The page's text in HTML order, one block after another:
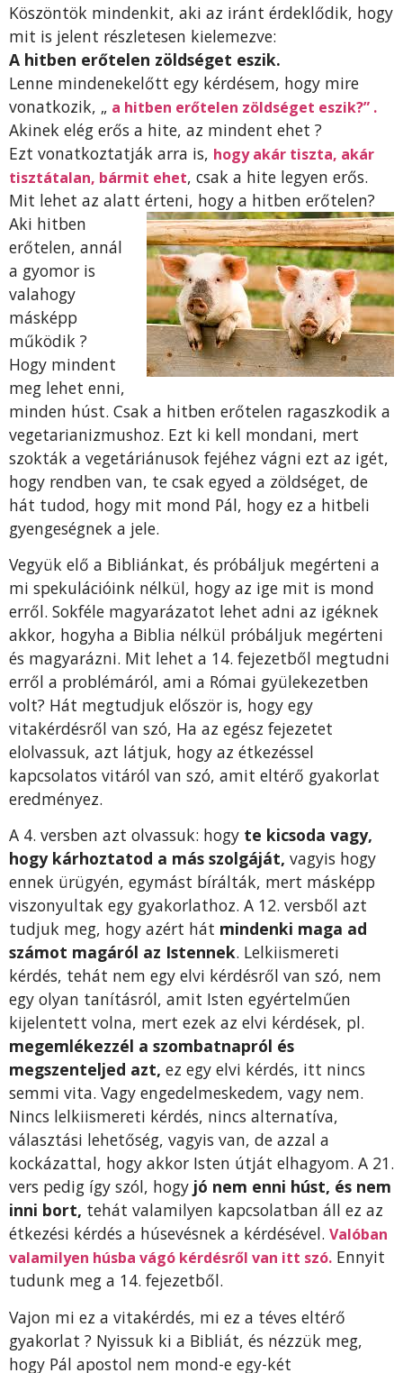
Köszöntök mindenkit, aki az iránt érdeklődik, hogy
mit is jelent részletesen kielemezve:
A hitben erőtelen zöldséget eszik.
Lenne mindenekelőtt egy kérdésem, hogy mire
vonatkozik, „ a hitben erőtelen zöldséget eszik?” .
Akinek elég erős a hite, az mindent ehet ?
Ezt vonatkoztatják arra is, hogy akár tiszta, akár
tisztátalan, bármit ehet, csak a hite legyen erős.
Mit lehet az alatt érteni, hogy a hitben erőtelen?
Aki hitben
erőtelen, annál
a gyomor is
valahogy
másképp
működik ?
Hogy mindent
meg lehet enni,
minden húst. Csak a hitben erőtelen ragaszkodik a
vegetarianizmushoz. Ezt ki kell mondani, mert
szokták a vegetáriánusok fejéhez vágni ezt az igét,
hogy rendben van, te csak egyed a zöldséget, de
hát tudod, hogy mit mond Pál, hogy ez a hitbeli
gyengeségnek a jele.
Vegyük elő a Bibliánkat, és próbáljuk megérteni a
mi spekulációink nélkül, hogy az ige mit is mond
erről. Sokféle magyarázatot lehet adni az igéknek
akkor, hogyha a Biblia nélkül próbáljuk megérteni
és magyarázni. Mit lehet a 14. fejezetből megtudni
erről a problémáról, ami a Római gyülekezetben
volt? Hát megtudjuk először is, hogy egy
vitakérdésről van szó, Ha az egész fejezetet
elolvassuk, azt látjuk, hogy az étkezéssel
kapcsolatos vitáról van szó, amit eltérő gyakorlat
eredményez.
A 4. versben azt olvassuk: hogy te kicsoda vagy,
hogy kárhoztatod a más szolgáját, vagyis hogy
ennek ürügyén, egymást bírálták, mert másképp
viszonyultak egy gyakorlathoz. A 12. versből azt
tudjuk meg, hogy azért hát mindenki maga ad
számot magáról az Istennek. Lelkiismereti
kérdés, tehát nem egy elvi kérdésről van szó, nem
egy olyan tanításról, amit Isten egyértelműen
kijelentett volna, mert ezek az elvi kérdések, pl.
megemlékezzél a szombatnapról és
megszenteljed azt, ez egy elvi kérdés, itt nincs
semmi vita. Vagy engedelmeskedem, vagy nem.
Nincs lelkiismereti kérdés, nincs alternatíva,
választási lehetőség, vagyis van, de azzal a
kockázattal, hogy akkor Isten útját elhagyom. A 21.
vers pedig így szól, hogy jó nem enni húst, és nem
inni bort, tehát valamilyen kapcsolatban áll ez az
étkezési kérdés a húsevésnek a kérdésével. Valóban
valamilyen húsba vágó kérdésről van itt szó. Ennyit
tudunk meg a 14. fejezetből.
Vajon mi ez a vitakérdés, mi ez a téves eltérő
gyakorlat ? Nyissuk ki a Bibliát, és nézzük meg,
hogy Pál apostol nem mond-e egy-két